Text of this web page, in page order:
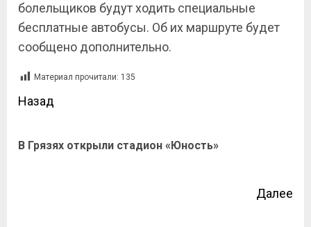
болельщиков будут ходить специальные
бесплатные автобусы. Об их маршруте будет
сообщено дополнительно.
Материал прочитали: 135
Назад
В Грязях открыли стадион «Юность»
Далее